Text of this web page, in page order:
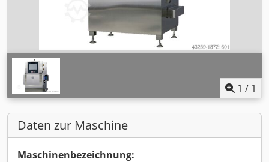
1 / 1
Daten zur Maschine
Maschinenbezeichnung: